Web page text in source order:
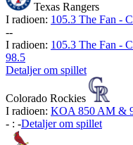
Texas Rangers
I radioen: 105.3 The Fan -
--
I radioen: 105.3 The Fan -
98.5
Detaljer om spillet
Colorado Rockies
I radioen: KOA 850 AM &
- : -Detaljer om spillet